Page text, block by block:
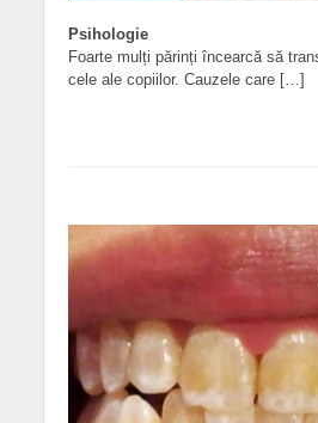
Psihologie
Foarte mulți părinți încearcă să
cele ale copiilor. Cauzele care […]